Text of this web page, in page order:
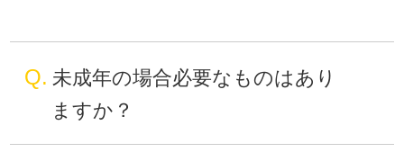
Q. 未成年の場合必要なものはあり
ますか？